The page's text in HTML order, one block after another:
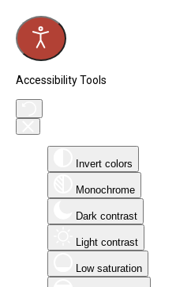
Accessibility Tools
Invert colors
Monochrome
Dark contrast
Light contrast
Low saturation